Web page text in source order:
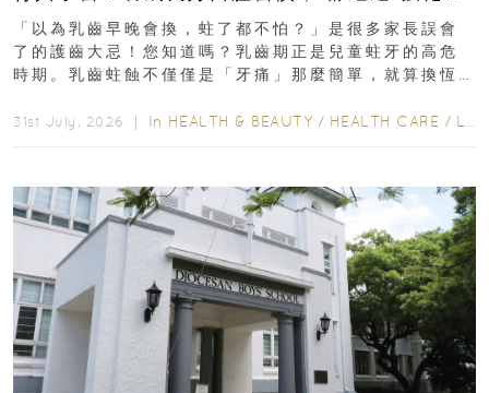
瑯質 兒童牙膏防護指南
「以為乳齒早晚會換，蛀了都不怕？」是很多家長誤會
了的護齒大忌！您知道嗎？乳齒期正是兒童蛀牙的高危
時期。乳齒蛀蝕不僅僅是「牙痛」那麼簡單，就算換恆
31st July, 2026 ｜ In HEALTH & BEAUTY / HEALTH CARE / LIFESTYLE